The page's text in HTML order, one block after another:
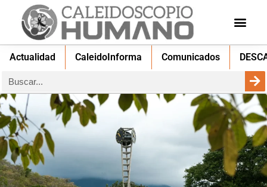
Actualidad CaleidoInforma Comunicados